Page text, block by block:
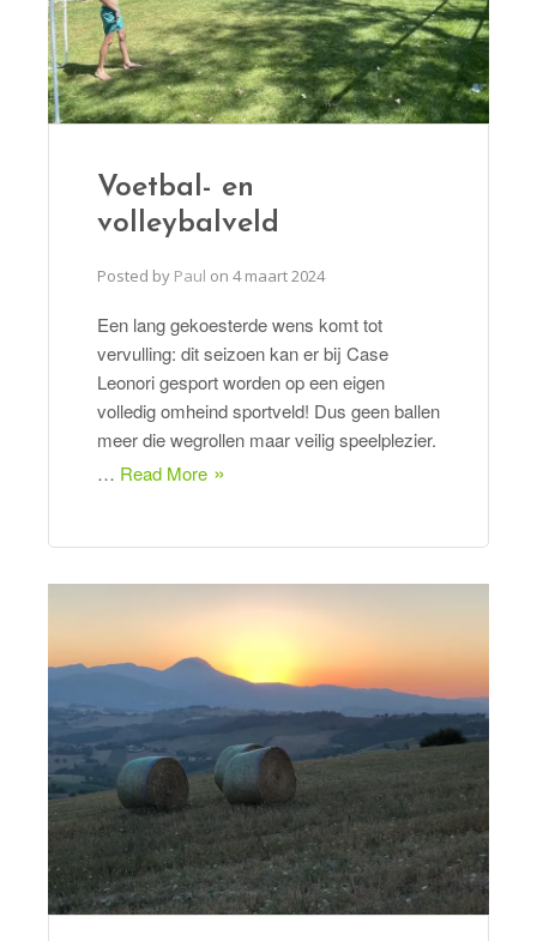
Voetbal- en
volleybalveld
Posted by Paul on 4 maart 2024
Een lang gekoesterde wens komt tot
vervulling: dit seizoen kan er bij Case
Leonori gesport worden op een eigen
volledig omheind sportveld! Dus geen ballen
meer die wegrollen maar veilig speelplezier.
… Read More